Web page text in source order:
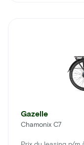
Gazelle
Chamonix C7